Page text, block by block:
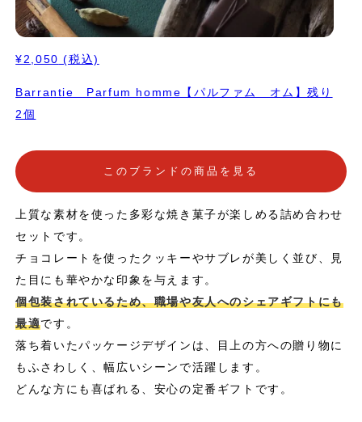
¥2,050 (税込)
Barrantie Parfum homme【パルファム オム】残り
2個
このブランドの商品を見る
上質な素材を使った多彩な焼き菓子が楽しめる詰め合わせ
セットです。
チョコレートを使ったクッキーやサブレが美しく並び、見
た目にも華やかな印象を与えます。
個包装されているため、職場や友人へのシェアギフトにも
最適です。
落ち着いたパッケージデザインは、目上の方への贈り物に
もふさわしく、幅広いシーンで活躍します。
どんな方にも喜ばれる、安心の定番ギフトです。